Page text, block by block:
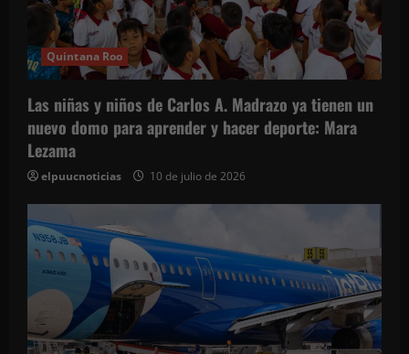
e
n
t
r
a
d
a
Quintana Roo
Las niñas y niños de Carlos A. Madrazo ya tienen un
nuevo domo para aprender y hacer deporte: Mara
Lezama
elpuucnoticias 10 de julio de 2026